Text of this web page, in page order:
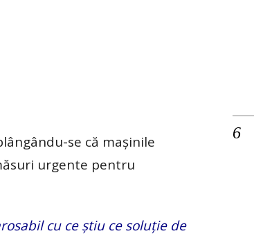
se că mașinile
urgente pentru
cu ce știu ce soluție de